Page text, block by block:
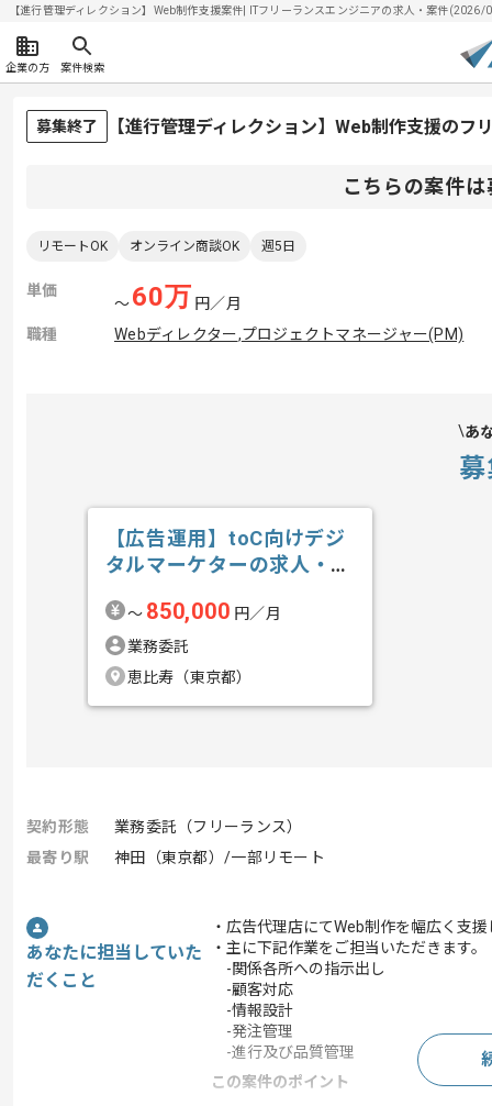
【進行管理ディレクション】Web制作支援案件| ITフリーランスエンジニアの求人・案件
企業の方 案件検索
募集終了 【進行管理ディレクション】Web制作支援のフ
こちらの案件
リモートOK オンライン商談OK 週5日
単価
〜60万 円／月
職種
Webディレクター,プロジェクトマネージャー(PM)
あ
【広告運用】toC向けデジ
タルマーケターの求人・案
〜 850,000 円／月
業務委託
恵比寿（東京都）
契約形態
業務委託（フリーランス）
最寄り駅
神田（東京都）/一部リモート
あなたに担当していた
だくこと
・広告代理店にてWeb制作を幅広く支
・主に下記作業をご担当いただきます。
-関係各所への指示出し
-顧客対応
-情報設計
-発注管理
-進行及び品質管理
この案件のポイント